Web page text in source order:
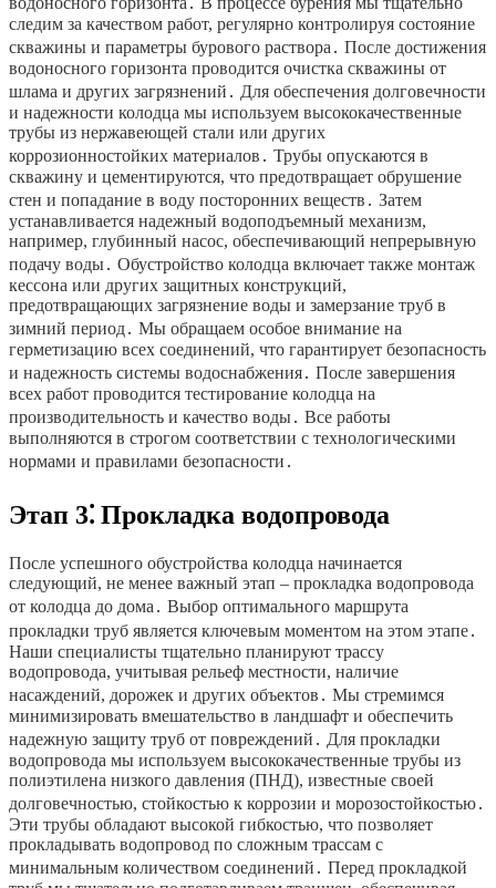
следим за качеством работ, регулярно контролируя состояние
скважины и параметры бурового раствора․ После достижения
водоносного горизонта проводится очистка скважины от
шлама и других загрязнений․ Для обеспечения долговечности
и надежности колодца мы используем высококачественные
трубы из нержавеющей стали или других
коррозионностойких материалов․ Трубы опускаются в
скважину и цементируются, что предотвращает обрушение
стен и попадание в воду посторонних веществ․ Затем
устанавливается надежный водоподъемный механизм,
например, глубинный насос, обеспечивающий непрерывную
подачу воды․ Обустройство колодца включает также монтаж
кессона или других защитных конструкций,
предотвращающих загрязнение воды и замерзание труб в
зимний период․ Мы обращаем особое внимание на
герметизацию всех соединений, что гарантирует безопасность
и надежность системы водоснабжения․ После завершения
всех работ проводится тестирование колодца на
производительность и качество воды․ Все работы
выполняются в строгом соответствии с технологическими
нормами и правилами безопасности․
Этап 3⁚ Прокладка водопровода
После успешного обустройства колодца начинается
следующий, не менее важный этап – прокладка водопровода
от колодца до дома․ Выбор оптимального маршрута
прокладки труб является ключевым моментом на этом этапе․
Наши специалисты тщательно планируют трассу
водопровода, учитывая рельеф местности, наличие
насаждений, дорожек и других объектов․ Мы стремимся
минимизировать вмешательство в ландшафт и обеспечить
надежную защиту труб от повреждений․ Для прокладки
водопровода мы используем высококачественные трубы из
полиэтилена низкого давления (ПНД), известные своей
долговечностью, стойкостью к коррозии и морозостойкостью․
Эти трубы обладают высокой гибкостью, что позволяет
прокладывать водопровод по сложным трассам с
минимальным количеством соединений․ Перед прокладкой